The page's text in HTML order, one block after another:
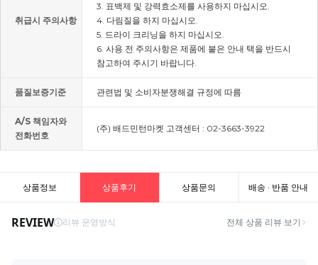
취급시 주의사항
3. 표백제 및 강력효소제를 사용하지 마십시오.
4. 다림질을 하지 마십시오.
5. 드라이 크리닝을 하지 마십시오.
6. 사용 전 주의사항은 제품에 붙은 안내 택을 반드시
참고하여 주시기 바랍니다.
품질보증기준 관련법 및 소비자분쟁해결 규정에 따름
A/S 책임자와
전화번호
(주) 배드민턴마켓 고객센터 : 02-3663-3922
상품정보 상품후기 상품문의 배송 · 반품 안내